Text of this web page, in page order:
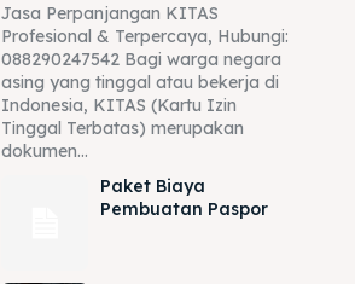
Jasa Perpanjangan KITAS
Profesional & Terpercaya, Hubungi:
088290247542 Bagi warga negara
asing yang tinggal atau bekerja di
Indonesia, KITAS (Kartu Izin
Tinggal Terbatas) merupakan
dokumen...
Paket Biaya
Pembuatan Paspor